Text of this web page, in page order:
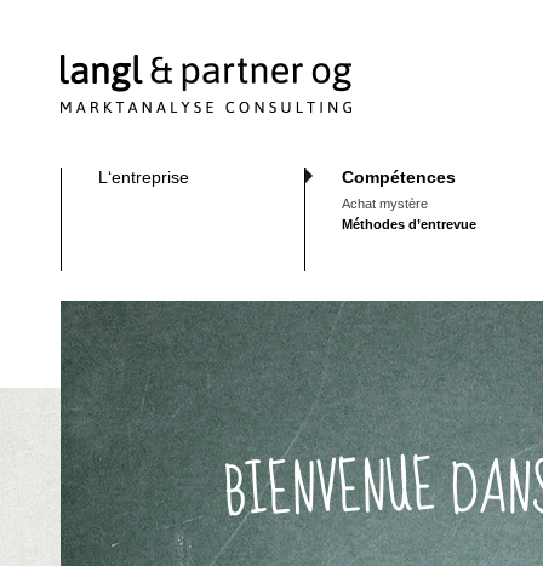
L‘entreprise Compétences
Achat mystère
Méthodes d’entrevue